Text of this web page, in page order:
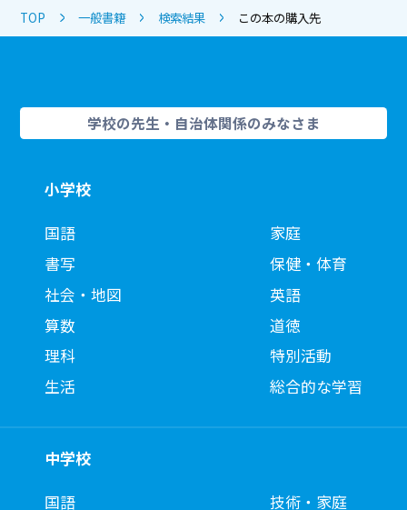
TOP 一般書籍 検索結果 この本の購入先
学校の先生・自治体関係のみなさま
小学校
国語
書写
社会・地図
算数
理科
生活
家庭
保健・体育
英語
道徳
特別活動
総合的な学習
中学校
国語
技術・家庭